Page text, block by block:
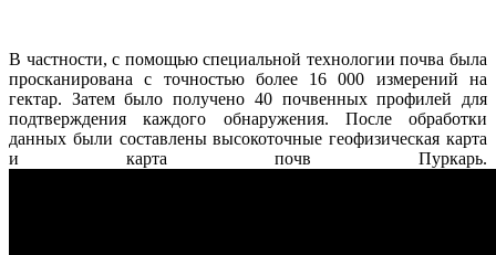
В частности, с помощью специальной технологии почва была
просканирована с точностью более 16 000 измерений на
гектар. Затем было получено 40 почвенных профилей для
подтверждения каждого обнаружения. После обработки
данных были составлены высокоточные геофизическая карта
и карта почв Пуркарь.